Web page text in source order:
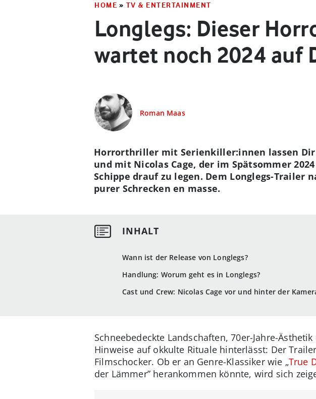
HOME » TV & ENTERTAINMENT
Longlegs: Dieser
wartet noch 2024 auf
Roman Maas
Wann ist der Release von Longlegs?
Handlung: Worum geht es in Longlegs?
Cast und Crew: Nicolas Cage vor und hinter der
Horrorthriller mit Serienkiller:innen lassen Dir
und mit Nicolas Cage, der im Spätsommer
Schippe drauf zu legen. Dem Longlegs-
purer Schrecken en masse.
Schneebedeckte Landschaften, 70er-Jahre-
Hinweise auf okkulte Rituale hinterlässt: Der
Filmschocker. Ob er an Genre-Klassiker wie „True
der Lämmer” herankommen könnte, wird sich